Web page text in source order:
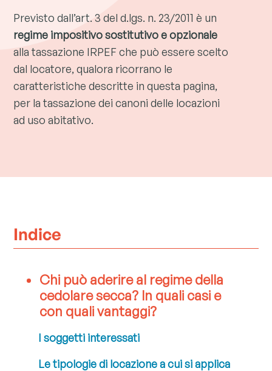
Previsto dall’art. 3 del d.lgs. n. 23/2011 è un
regime impositivo sostitutivo e opzionale
alla tassazione IRPEF che può essere scelto
dal locatore, qualora ricorrano le
caratteristiche descritte in questa pagina,
per la tassazione dei canoni delle locazioni
ad uso abitativo.
Indice
Chi può aderire al regime della
cedolare secca? In quali casi e
con quali vantaggi?
I soggetti interessati
Le tipologie di locazione a cui si applica